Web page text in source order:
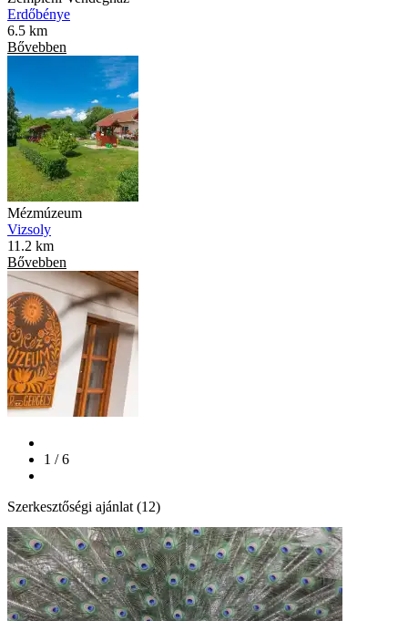
Erdőbénye
6.5 km
Bővebben
Mézmúzeum
Vizsoly
11.2 km
Bővebben
1 / 6
Szerkesztőségi ajánlat (12)